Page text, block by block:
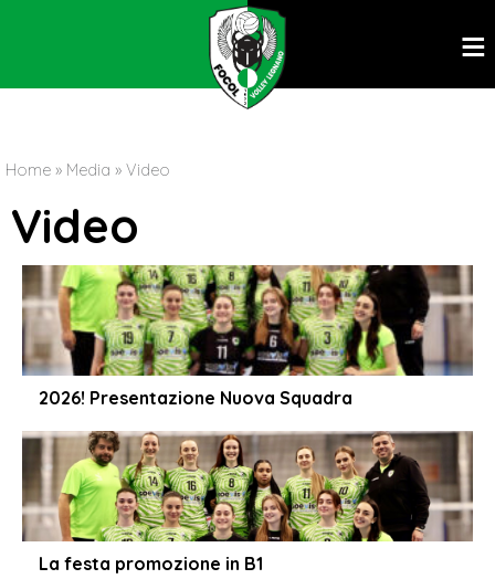
ĕ
Home » Media » Video
Video
2026! Presentazione Nuova Squadra
La festa promozione in B1